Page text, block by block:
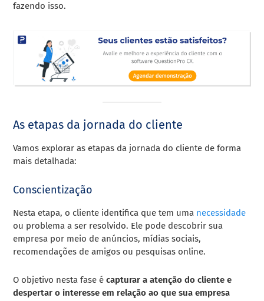
fazendo isso.
As etapas da jornada do cliente
Vamos explorar as etapas da jornada do cliente de forma
mais detalhada:
Conscientização
Nesta etapa, o cliente identifica que tem uma necessidade
ou problema a ser resolvido. Ele pode descobrir sua
empresa por meio de anúncios, mídias sociais,
recomendações de amigos ou pesquisas online.
O objetivo nesta fase écapturar a atenção do cliente e
despertar o interesse em relação ao que sua empresa